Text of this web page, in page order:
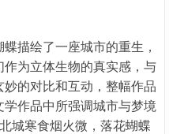
描绘了一座城市的重生，
为立体生物的真实感，与
的对比和互动，整幅作品
作品中所强调城市与梦境
城寒食烟火微，落花蝴蝶